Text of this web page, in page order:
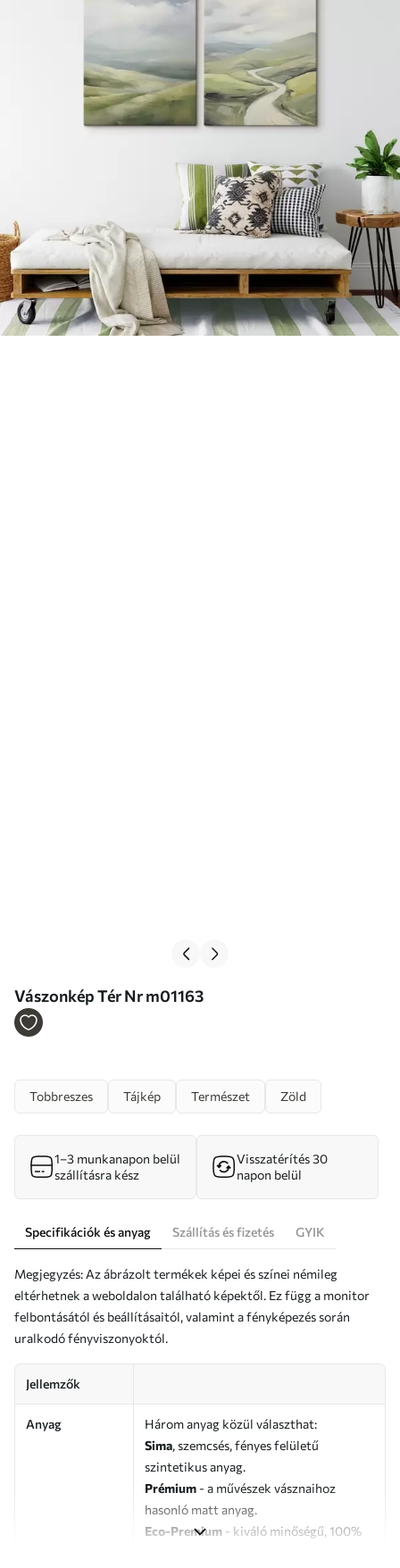
Vászonkép Tér Nr m01163
Tobbreszes Tájkép Természet Zöld
1–3 munkanapon belül
szállításra kész
Visszatérítés 30
napon belül
Specifikációk és anyag Szállítás és fizetés GYIK
Megjegyzés: Az ábrázolt termékek képei és színei némileg
eltérhetnek a weboldalon található képektől. Ez függ a monitor
felbontásától és beállításaitól, valamint a fényképezés során
uralkodó fényviszonyoktól.
Jellemzők
Anyag
Három anyag közül választhat:
Sima, szemcsés, fényes felületű
szintetikus anyag.
Prémium - a művészek vásznaihoz
hasonló matt anyag.
Eco-Premium - kiváló minőségű, 100%